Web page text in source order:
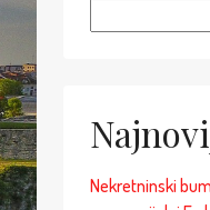
Nekretninski